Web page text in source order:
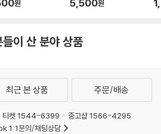
원 5,500원
이 산 분야 상품
최근 본 상품 주문/배송
티켓 1544-6399
중고샵 1566-4295
1:1문의/채팅상담